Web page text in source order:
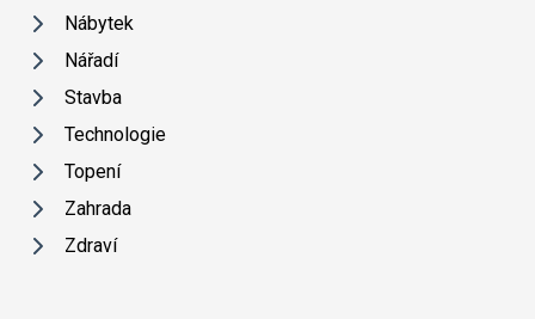
Nábytek
Nářadí
Stavba
Technologie
Topení
Zahrada
Zdraví